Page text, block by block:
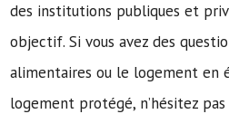
des institutions publiques et
objectif. Si vous avez des
alimentaires ou le logement en
logement protégé, n’hésitez